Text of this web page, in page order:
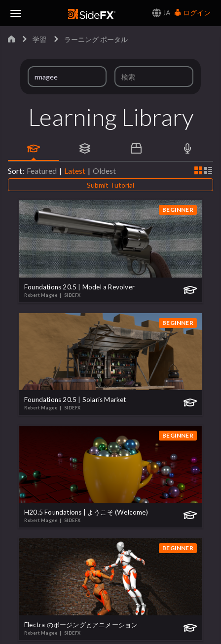
JA
ログイン
学習 ラーニング ポータル
Learning Library
Sort: Featured | Latest | Oldest
Submit Tutorial
BEGINNER
Foundations 20.5 | Model a Revolver
Robert Magee | SIDEFX
BEGINNER
Foundations 20.5 | Solaris Market
Robert Magee | SIDEFX
BEGINNER
H20.5 Foundations | ようこそ (Welcome)
Robert Magee | SIDEFX
BEGINNER
Electra のポージングとアニメーション
Robert Magee | SIDEFX